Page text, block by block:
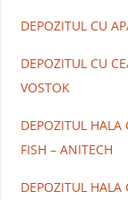
DEPOZITUL CU
DEPOZITUL CU
VOSTOK
DEPOZITUL HALA
FISH – ANITECH
DEPOZITUL HALA